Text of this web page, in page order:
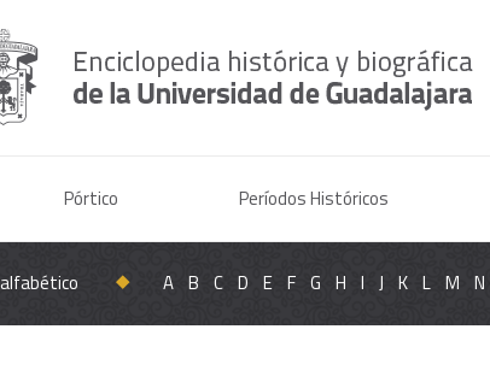
Pórtico Períodos Históricos
A B C D E F G H I J K L M N